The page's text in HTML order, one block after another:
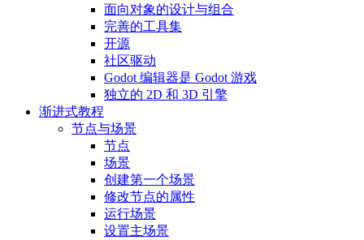
面向对象的设计与组合
完善的工具集
开源
社区驱动
Godot 编辑器是 Godot 游戏
独立的 2D 和 3D 引擎
渐进式教程
节点与场景
节点
场景
创建第一个场景
修改节点的属性
运行场景
设置主场景